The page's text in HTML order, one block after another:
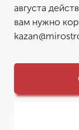
августа
вам нужно